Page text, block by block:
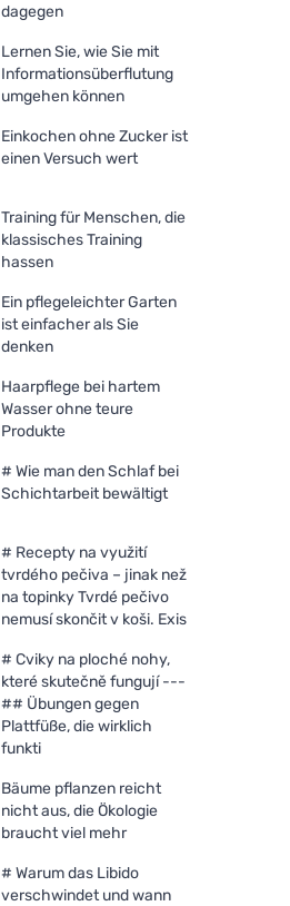
dagegen
Lernen Sie, wie Sie mit
Informationsüberflutung
umgehen können
Einkochen ohne Zucker ist
einen Versuch wert
Training für Menschen, die
klassisches Training
hassen
Ein pflegeleichter Garten
ist einfacher als Sie
denken
Haarpflege bei hartem
Wasser ohne teure
Produkte
# Wie man den Schlaf bei
Schichtarbeit bewältigt
# Recepty na využití
tvrdého pečiva – jinak než
na topinky Tvrdé pečivo
nemusí skončit v koši. Exis
# Cviky na ploché nohy,
které skutečně fungují ---
## Übungen gegen
Plattfüße, die wirklich
funkti
Bäume pflanzen reicht
nicht aus, die Ökologie
braucht viel mehr
# Warum das Libido
verschwindet und wann